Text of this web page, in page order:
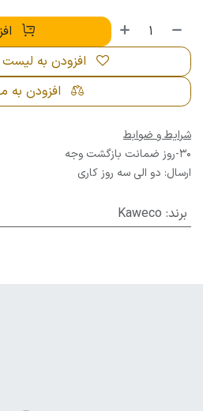
افزودن به
افزودن به
شرایط و ضوابط
30-روز ضمانت بازگشت وجه
ارسال: دو الی سه روز کاری
برند:
Kaweco